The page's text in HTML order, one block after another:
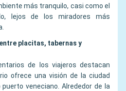
más tranquilo, casi como el
lejos de los miradores más
placitas, tabernas y
de los viajeros destacan
ofrece una visión de la ciudad
veneciano. Alrededor de la